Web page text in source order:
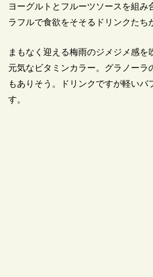
ヨーグルトとフルーツソースを組み
ラフルで食欲をそそるドリンクたち
まもなく迎える梅雨のジメジメ感を
元気なビタミンカラー。グラノーラ
もありそう。ドリンクですが軽いパ
す。